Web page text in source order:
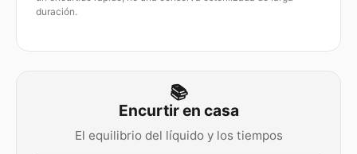
duración.
📚
Encurtir en casa
El equilibrio del líquido y los tiempos